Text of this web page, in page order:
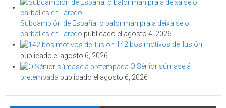
Subcampión de España: o balonmán praia deixa selo
carballés en Laredo publicado el agosto 4, 2026
142 bos motivos de ilusión
publicado el agosto 6, 2026
O Sénior súmase á
pretempada publicado el agosto 6, 2026